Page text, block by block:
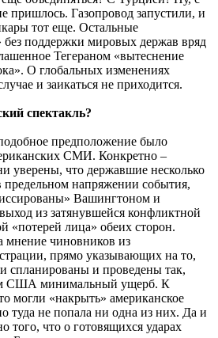
пришлось. Газопровод запустили, и
тот еще. Остальные
без поддержки мировых держав вряд
Тегераном «вытеснение
О глобальных изменениях
и заикаться не приходится.
спектакль?
предположение было
СМИ. Конкретно –
уверены, что державшие несколько
предельном напряжении события,
Вашингтоном и
из затянувшейся конфликтной
«потерей лица» обеих сторон.
мнение чиновников из
прямо указывающих на то,
спланированы и проведены так,
США минимальный ущерб. К
могли «накрыть» американское
туда не попала ни одна из них. Да и
того, что о готовящихся ударах